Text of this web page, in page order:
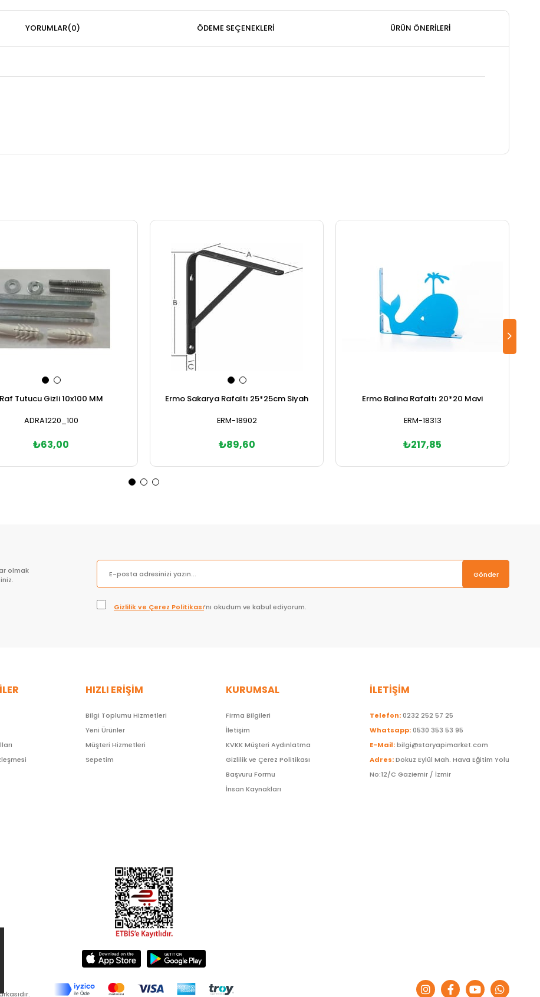
YORUMLAR(0) ÖDEME SEÇENEKLERI ÜRÜN ÖNERILERI
Raf Tutucu Gizli 10x100 MM
ADRA1220_100
₺63,00
Ermo Sakarya Rafaltı 25*25cm Siyah
ERM-18902
₺89,60
Ermo Balina Rafaltı 20*20 Mavi
ERM-18313
₺217,85
olmak
Gönder
Gizlilik ve Çerez Politikası’nı okudum ve kabul ediyorum.
HIZLI ERİŞİM
Bilgi Toplumu Hizmetleri
Yeni Ürünler
Müşteri Hizmetleri
Sepetim
KURUMSAL
Firma Bilgileri
İletişim
KVKK Müşteri Aydınlatma
Gizlilik ve Çerez Politikası
Başvuru Formu
İnsan Kaynakları
İLETİŞİM
Telefon:0232 252 57 25
Whatsapp:0530 353 53 95
E-Mail:bilgi@staryapimarket.com
Adres:Dokuz Eylül Mah. Hava Eğitim Yolu
No:12/C Gaziemir / İzmir